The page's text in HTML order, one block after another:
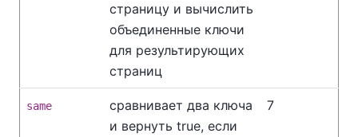
страницу и вычислить
объединенные ключи
для результирующих
страниц
same
сравнивает два ключа
и вернуть true, если
7